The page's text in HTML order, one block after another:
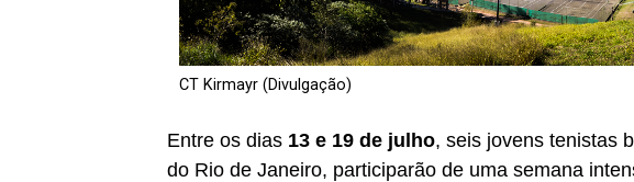
CT Kirmayr (Divulgação)
Entre os dias 13 e 19 de julho, seis jovens tenistas
do Rio de Janeiro, participarão de uma semana